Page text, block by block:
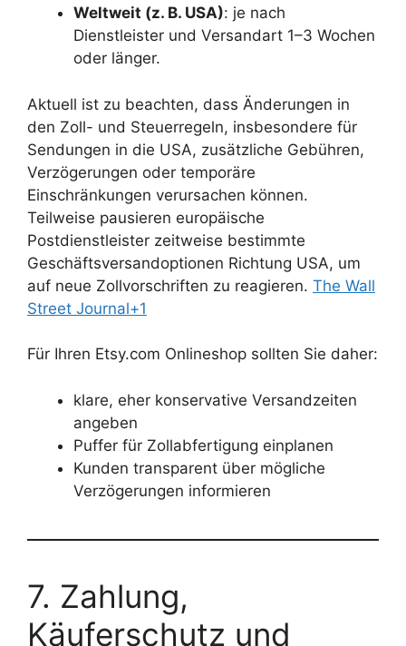
Weltweit (z. B. USA): je nach
Dienstleister und Versandart 1–3 Wochen
oder länger.
Aktuell ist zu beachten, dass Änderungen in
den Zoll- und Steuerregeln, insbesondere für
Sendungen in die USA, zusätzliche Gebühren,
Verzögerungen oder temporäre
Einschränkungen verursachen können.
Teilweise pausieren europäische
Postdienstleister zeitweise bestimmte
Geschäftsversandoptionen Richtung USA, um
auf neue Zollvorschriften zu reagieren. The Wall
Street Journal+1
Für Ihren Etsy.com Onlineshop sollten Sie daher:
klare, eher konservative Versandzeiten
angeben
Puffer für Zollabfertigung einplanen
Kunden transparent über mögliche
Verzögerungen informieren
7. Zahlung,
Käuferschutz und